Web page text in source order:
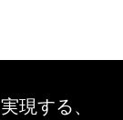
実現する、